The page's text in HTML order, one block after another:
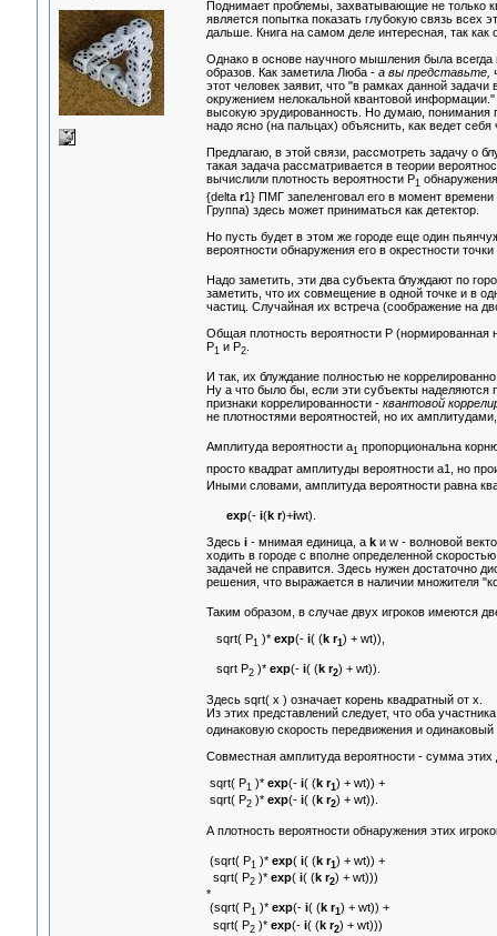
Поднимает проблемы, захватывающие не только
является попытка показать глубокую связь
дальше. Книга на самом деле интересная, так
Однако в основе научного мышления была
образов. Как заметила Люба - а вы представьте,
этот человек заявит, что "в рамках данной
окружением нелокальной квантовой
высокую эрудированность. Но думаю, понимания
надо ясно (на пальцах) объяснить, как ведет
Предлагаю, в этой связи, рассмотреть задачу о
такая задача рассматривается в теории
вычислили плотность вероятности Р1
{delta r1} ПМГ запеленговал его в момент времени
Группа) здесь может приниматься как детектор.
Но пусть будет в этом же городе еще один
вероятности обнаружения его в окрестности точки
Надо заметить, эти два субъекта блуждают по
заметить, что их совмещение в одной точке и в
частиц. Случайная их встреча (соображение на
Общая плотность вероятности Р (нормированная
Р1 и Р2.
И так, их блуждание полностью не
Ну а что было бы, если эти субъекты наделяются
признаки коррелированности - квантовой
не плотностями вероятностей, но их
Амплитуда вероятности а1 пропорциональна
просто квадрат амплитуды вероятности а1, но
Иными словами, амплитуда вероятности равна
exp(- i(k r)+iwt).
Здесь i- мнимая единица, а kи w - волновой
ходить в городе с вполне определенной
задачей не справится. Здесь нужен достаточно
решения, что выражается в наличии множителя
Таким образом, в случае двух игроков имеются
sqrt( Р1 )* exp(- i( (k r1) + wt)),
sqrt Р2)* exp(- i( (k r2) + wt)).
Здесь sqrt( x ) означает корень квадратный от х.
Из этих представлений следует, что оба
одинаковую скорость передвижения и одинаковый
Совместная амплитуда вероятности - сумма
sqrt( Р1 )* exp(- i( (k r1) + wt)) +
sqrt( Р2)* exp(- i( (k r2) + wt)).
А плотность вероятности обнаружения этих
(sqrt( Р1 )* exp( i( (k r1) + wt)) +
sqrt( Р2)* exp( i( (k r2) + wt)))
*
(sqrt( Р1 )* exp(- i( (k r1) + wt)) +
sqrt( Р2)* exp(- i( (k r2) + wt)))